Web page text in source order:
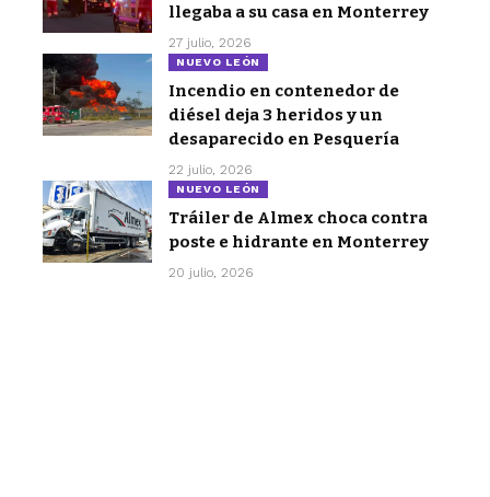
llegaba a su casa en Monterrey
27 julio, 2026
NUEVO LEÓN
Incendio en contenedor de
diésel deja 3 heridos y un
desaparecido en Pesquería
22 julio, 2026
NUEVO LEÓN
Tráiler de Almex choca contra
poste e hidrante en Monterrey
20 julio, 2026